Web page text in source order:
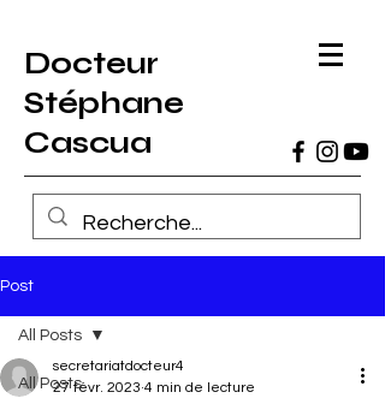
Docteur
Stéphane
Cascua
Post
All Posts
All Posts
secretariatdocteur4
27 févr. 2023 4 min de lecture